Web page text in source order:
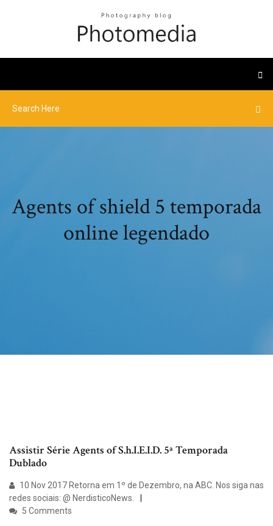
Agents of shield 5 temporada
online legendado
Assistir Série Agents of S.h.I.E.I.D. 5ª Temporada
Dublado
10 Nov 2017 Retorna em 1º de Dezembro, na ABC. Nos siga nas
redes sociais: @ NerdisticoNews.
5 Comments